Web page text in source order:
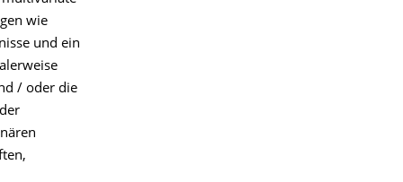
wie
und ein
/ oder die